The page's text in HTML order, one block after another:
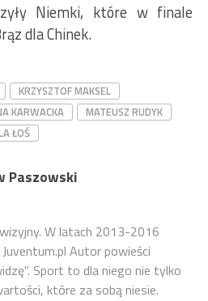
Niemki, które w finale
dla Chinek.
KRZYSZTOF MAKSEL
KARWACKA
MATEUSZ RUDYK
ŁOŚ
Paszowski
W latach 2013-2016
Autor powieści
Sport to dla niego nie tylko
które za sobą niesie.